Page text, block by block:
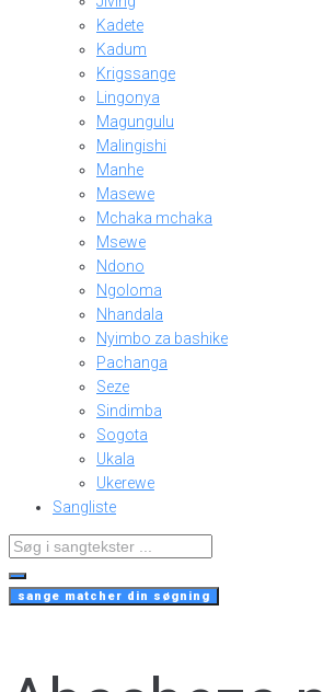
Kadete
Kadum
Krigssange
Lingonya
Magungulu
Malingishi
Manhe
Masewe
Mchaka mchaka
Msewe
Ndono
Ngoloma
Nhandala
Nyimbo za bashike
Pachanga
Seze
Sindimba
Sogota
Ukala
Ukerewe
Sangliste
Search
...
sange matcher din søgning